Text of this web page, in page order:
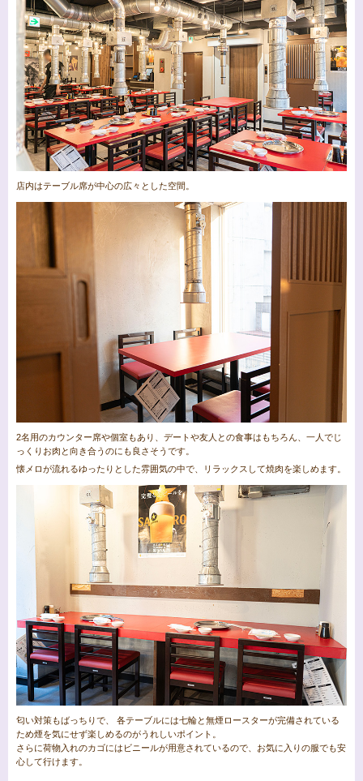
店内はテーブル席が中心の広々とした空間。
2名用のカウンター席や個室もあり、デートや友人との食事はもちろん、一人でじ
っくりお肉と向き合うのにも良さそうです。
懐メロが流れるゆったりとした雰囲気の中で、リラックスして焼肉を楽しめます。
匂い対策もばっちりで、 各テーブルには七輪と無煙ロースターが完備されている
ため煙を気にせず楽しめるのがうれしいポイント。
さらに荷物入れのカゴにはビニールが用意されているので、お気に入りの服でも安
心して行けます。